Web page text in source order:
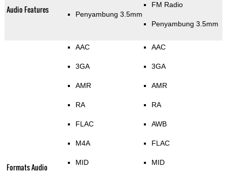
Audio Features Penyambung 3.5mm
FM Radio
Penyambung 3.5mm
Formats Audio
AAC
3GA
AMR
RA
FLAC
M4A
MID
AAC
3GA
AMR
RA
AWB
FLAC
MID